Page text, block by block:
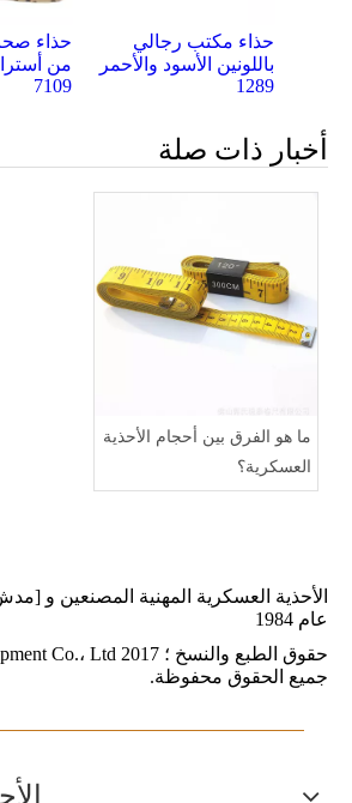
حذاء
باللونين
1289
حذاء مكتب رجالي بني
أحمر بسعر الجملة من
المصنع 1270
أخبار ذات صلة
ما هو الفرق بين أحجام الأحذية
العسكرية؟
الأحذية العسكرية المهنية المصنعين و
عام 1984
جميع الحقوق محفوظة.